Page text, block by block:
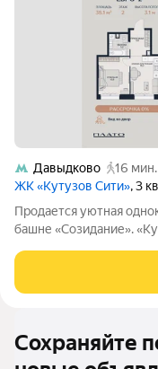
Давыдково
16 мин.
ЖК «Кутузов Сити», 3
Продается уютная
башне «Созидание». «Кутузов Сити»
премиальный комфорт,
самом экологичном
Сохраняйте